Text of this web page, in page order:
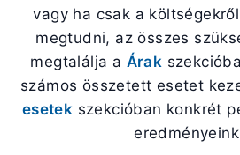
vagy ha csak a
megtudni, az összes
megtalálja a Árak
számos összetett esetet
esetek szekcióban konkrét